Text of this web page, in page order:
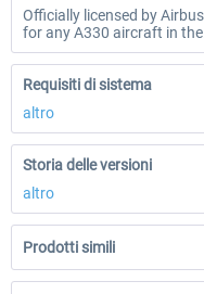
Officially licensed by
for any A330 aircraft in
Requisiti di sistema
altro
Storia delle versioni
altro
Prodotti simili